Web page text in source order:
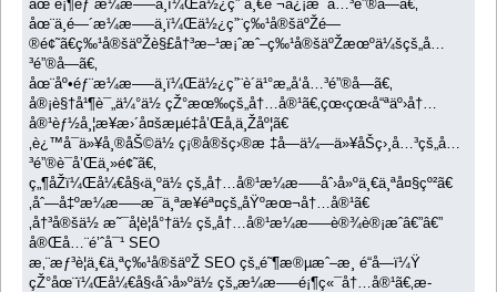
åœ¨é¡¶éƒ¨æ¼æ–—ä¸­ï¼Œä½¿ç”¨ä¸€èˆ¬ä¿¡æ¯å…³é”®å­—ã€‚
åœ¨ä¸­é—´æ¼æ–—ä¸­ï¼Œä½¿ç”¨ç‰¹å®šäºŽé—
®é¢˜ã€ç‰¹å®šäºŽè§£å†³æ–¹æ¡ˆæˆ–ç‰¹å®šäºŽæœºä¼šçš„å…
³é”®å­—ã€‚
åœ¨åº•éƒ¨æ¼æ–—ä¸­ï¼Œä½¿ç”¨è´­ä¹°æ„å‘å…³é”®å­—ã€‚
å®¡è§†å¹¶è¯„ä¼°ä½ çŽ°æœ‰çš„å†…å®¹ã€‚çœ‹çœ‹å“ªäº›å†…
å®¹èƒ½å¸¦æ¥æ›´å¤šæµé‡å’Œå‚ä¸Žåº¦ã€
‚è¿™å¯ä»¥å¸®åŠ©ä½ ç¡®å®šç›®æ ‡å—ä¼—ä»¥åŠç›¸å…³çš„å…
³é”®è¯å’Œä¸»é¢˜ã€‚
ç„¶åŽï¼Œå¼€å§‹ä¸ºä½ çš„å†…å®¹æ¼æ–—åˆ›å»ºä¸€ä¸ªå¤§çº²ã€
‚åˆ—å‡ºæ¼æ–—æ¯ä¸ªæ­¥éª¤çš„åŸºæœ¬å†…å®¹ã€
‚å†³å®šä½ æ˜¯å¦è¦å°†ä½ çš„å†…å®¹æ¼æ–—è®¾è®¡æˆâ€”â€”
å®Œå…¨é’ˆå¯¹ SEO
æ‚¨æƒ³è¦ä¸€ä¸ªç‰¹å®šäºŽ SEO çš„é˜¶æ®µæˆ–æ¸ é“å—ï¼Ÿ
çŽ°åœ¨ï¼Œå¼€å§‹åˆ›å»ºä½ çš„æ¼æ–—é¡¶ç«¯å†…å®¹ã€‚æ­